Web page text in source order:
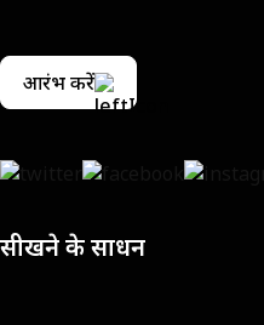
आरंभ करें
सीखने के साधन